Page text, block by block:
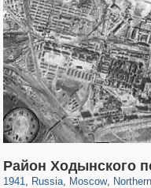
Район Ходынского
1941, Russia
1,406,291 29,243
, Moscow
319,780 8,286
,
22,533 598